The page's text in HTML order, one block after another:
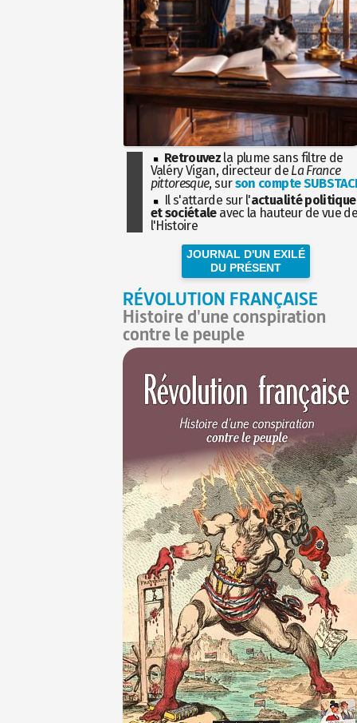
Retrouvez la plume sans filtre de
Valéry Vigan, directeur de La France
pittoresque, surson compte
Il s'attarde sur l'actualité politique
et sociétaleavec la hauteur de vue
l'Histoire
JOURNAL D'UN EXILÉ
DU PRÉSENT
RÉVOLUTION FRANÇAISE
Histoire d'une conspiration
contre le peuple